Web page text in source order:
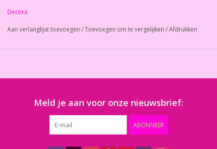
Decora
Aan verlanglijst toevoegen /Toevoegen om te vergelijken /Afdrukken
Meld je aan voor onze nieuwsbrief:
ABONNEER